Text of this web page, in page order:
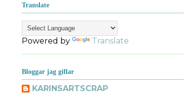
Translate
Powered by Translate
Bloggar jag gillar
KARINSARTSCRAP